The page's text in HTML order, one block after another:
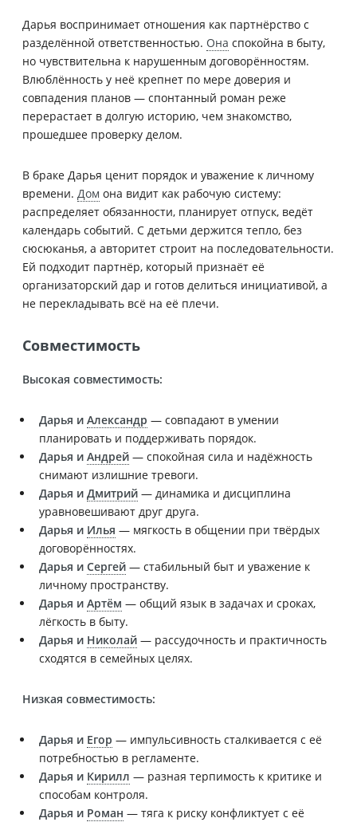
Дарья воспринимает отношения как партнёрство с
разделённой ответственностью. Она спокойна в быту,
но чувствительна к нарушенным договорённостям.
Влюблённость у неё крепнет по мере доверия и
совпадения планов — спонтанный роман реже
перерастает в долгую историю, чем знакомство,
прошедшее проверку делом.
В браке Дарья ценит порядок и уважение к личному
времени. Дом она видит как рабочую систему:
распределяет обязанности, планирует отпуск, ведёт
календарь событий. С детьми держится тепло, без
сюсюканья, а авторитет строит на последовательности.
Ей подходит партнёр, который признаёт её
организаторский дар и готов делиться инициативой, а
не перекладывать всё на её плечи.
Совместимость
Высокая совместимость:
Дарья и Александр — совпадают в умении
планировать и поддерживать порядок.
Дарья и Андрей — спокойная сила и надёжность
снимают излишние тревоги.
Дарья и Дмитрий — динамика и дисциплина
уравновешивают друг друга.
Дарья и Илья — мягкость в общении при твёрдых
договорённостях.
Дарья и Сергей — стабильный быт и уважение к
личному пространству.
Дарья и Артём — общий язык в задачах и сроках,
лёгкость в быту.
Дарья и Николай — рассудочность и практичность
сходятся в семейных целях.
Низкая совместимость:
Дарья и Егор — импульсивность сталкивается с её
потребностью в регламенте.
Дарья и Кирилл — разная терпимость к критике и
способам контроля.
Дарья и Роман — тяга к риску конфликтует с её